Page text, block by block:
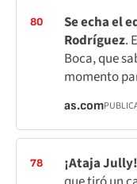
80
Se echa el
Rodríguez.
Boca, que
momento
as.com
78 ¡Ataja